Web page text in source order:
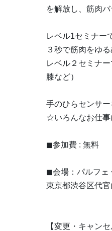
を解放し、筋肉
レベル1セミナー
３秒で筋肉をゆ
レベル２セミナ
膝など）
手のひらセンサ
☆いろんなお仕事
◼参加費 : 無料
◼会場：パルフェ
東京都渋谷区代
【変更・キャン